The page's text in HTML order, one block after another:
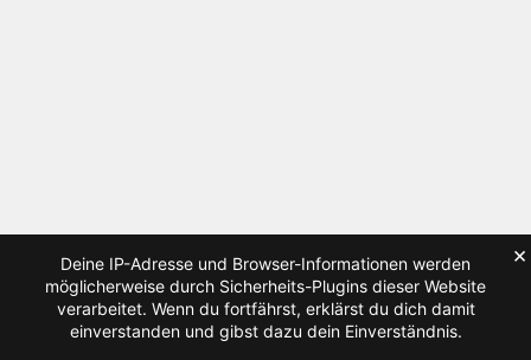
Deine IP-Adresse und Browser-Informationen werden
möglicherweise durch Sicherheits-Plugins dieser Website
verarbeitet. Wenn du fortfährst, erklärst du dich damit
einverstanden und gibst dazu dein Einverständnis.
×